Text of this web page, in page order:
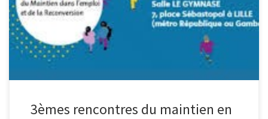
cette occasion, les professionnels de santé au travail des SPSTI
des Hauts-de-France participeront à plusieurs niveaux :
intervention en […]
3èmes rencontres du maintien en